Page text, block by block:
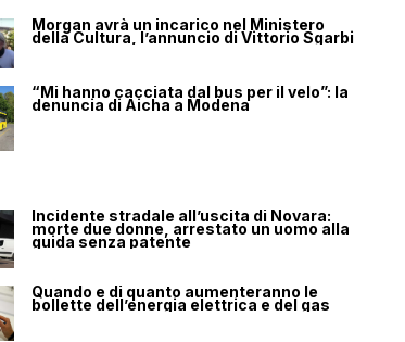
Morgan avrà un incarico nel Ministero
della Cultura, l’annuncio di Vittorio Sgarbi
“Mi hanno cacciata dal bus per il velo”: la
denuncia di Aicha a Modena
Incidente stradale all’uscita di Novara:
morte due donne, arrestato un uomo alla
guida senza patente
Quando e di quanto aumenteranno le
bollette dell’energia elettrica e del gas